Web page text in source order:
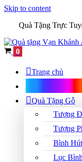
Skip to content
Quà Tặng Trực
Cart
0
Trang chủ
Quà Tặng Gỗ
Tượng
Tượng
Bình
Lục